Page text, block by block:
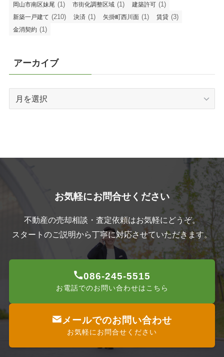
岡山市南区妹尾 (1) 市街化調整区域 (1) 建築許可 (1)
新築一戸建て (210) 決済 (1) 矢掛町西川面 (1) 賃貸 (3)
金消契約 (1)
アーカイブ
お気軽にお問合せください
不動産の売却相談・査定依頼はお気軽にどうぞ。
スタートのご説明から丁寧に対応させていただきます。
086-245-5515
お電話でのお問い合わせはこちら
メールでのお問い合わせ
お気軽にお問合せください